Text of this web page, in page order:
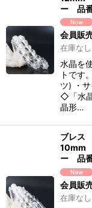
ー 品
会員販
在庫なし
水晶を
トです
ツ) ・
◇「水
晶形…
ブレス
10mm
ー 品
会員販
在庫なし